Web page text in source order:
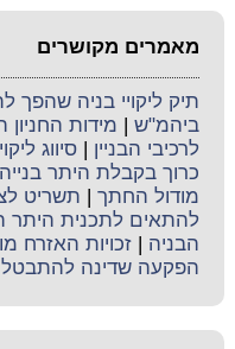
מאמרים מקושרים
תיק ליקויי בניה שהפך
ביהמ"ש
מידות החניון
לרכיבי הבניין |סיווג
כרוך בקבלת היתר בנייה
מודול החתך
תשריט
להתאים לתכנית היתר
הבניה |זכויות האזרח
הפקעה שדינה להתבטל